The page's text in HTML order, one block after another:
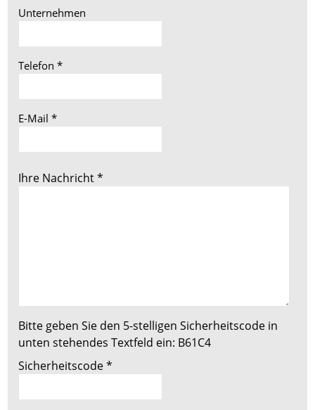
Unternehmen
Telefon*
E-Mail*
Ihre Nachricht*
Bitte geben Sie den 5-stelligen Sicherheitscode in
unten stehendes Textfeld ein: B61C4
Sicherheitscode*